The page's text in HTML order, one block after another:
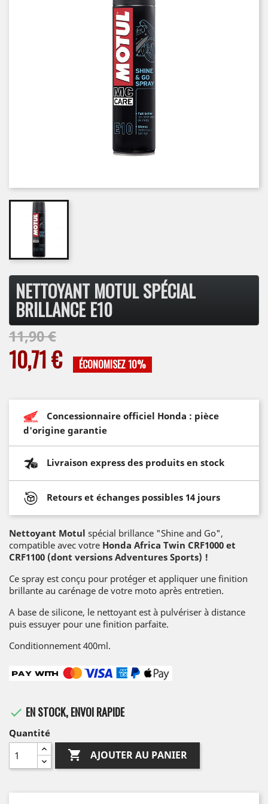
NETTOYANT MOTUL SPÉCIAL
BRILLANCE E10
11,90 €
10,71 € ÉCONOMISEZ 10%
Concessionnaire officiel Honda : pièce
d'origine garantie
Livraison express des produits en stock
Retours et échanges possibles 14 jours
Nettoyant Motul spécial brillance "Shine and Go",
compatible avec votre Honda Africa Twin CRF1000 et
CRF1100 (dont versions Adventures Sports) !
Ce spray est conçu pour protéger et appliquer une finition
brillante au carénage de votre moto après entretien.
A base de silicone, le nettoyant est à pulvériser à distance
puis essuyer pour une finition parfaite.
Conditionnement 400ml.
 EN STOCK, ENVOI RAPIDE
Quantité
 AJOUTER AU PANIER